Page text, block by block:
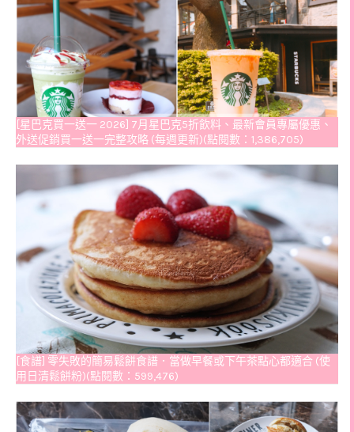
[星巴克買一送一 2026] 7月星巴克5折飲料、最新會員專屬優惠、
外送促銷買一送一完整攻略 (每週更新)(點閱數：1,386,705)
[食譜] 零失敗的簡易鬆餅食譜．當做早餐或下午茶點心都適合 (使
用日清鬆餅粉)(點閱數：599,476)